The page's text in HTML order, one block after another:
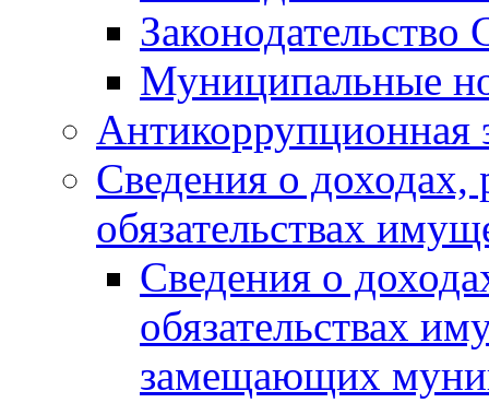
Законодательство
Муниципальные
Антикоррупционная
Сведения о доходах,
обязательствах
Сведения о
обязательствах
замещающих